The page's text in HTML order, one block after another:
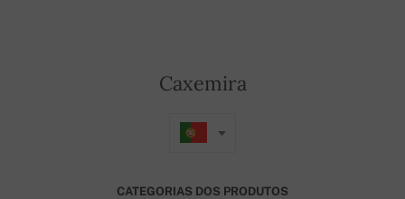
Caxemira
CATEGORIAS DOS PRODUTOS